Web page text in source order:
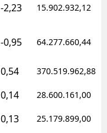
-2,23 15.902.932,12
-0,95 64.277.660,44
0,54 370.519.962,88
0,14 28.600.161,00
0,13 25.179.899,00